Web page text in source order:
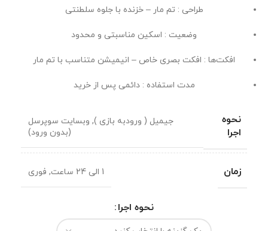
طراحی : تم مار – خزنده با جلوه سلطنتی
وضعیت : اسکین مناسبتی و محدود
افکت‌ها : افکت بصری خاص – انیمیشن متناسب با تم مار
مدت استفاده : دائمی پس از خرید
نحوه
اجرا
جیمیل ( ورودبه بازی ), وبسایت سوپرسل
(بدون ورود)
زمان 1 الی 24 ساعت , فوری
نحوه اجرا